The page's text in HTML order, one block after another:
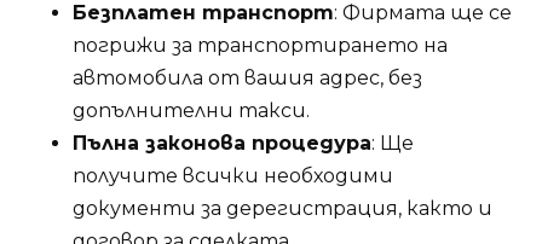
Безплатен транспорт: Фирмата ще се
погрижи за транспортирането на
автомобила от вашия адрес, без
допълнителни такси.
Пълна законова процедура: Ще
получите всички необходими
документи за дерегистрация, както и